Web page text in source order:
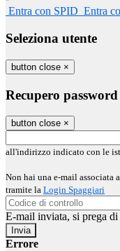
Entra con SPID Entra
Seleziona utente
button close ×
Recupero password
button close ×
all'indirizzo indicato con le
Non hai una e-mail associata
tramite la Login Spaggiari
E-mail inviata, si prega
Errore